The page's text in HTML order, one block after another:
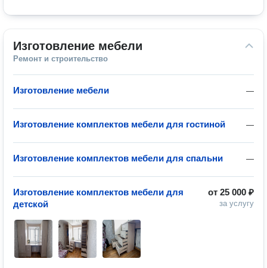
Изготовление мебели
Ремонт и строительство
—
Изготовление мебели
—
Изготовление комплектов мебели для гостиной
—
Изготовление комплектов мебели для спальни
от 25 000 ₽
за услугу
Изготовление комплектов мебели для
детской